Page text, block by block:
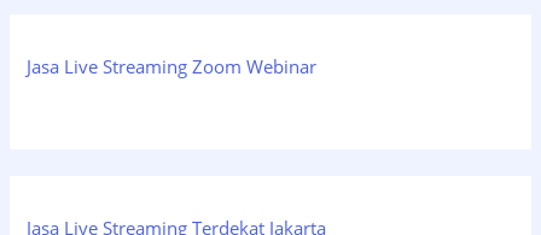
Jasa Live Streaming Zoom Webinar
Jasa Live Streaming Terdekat Jakarta